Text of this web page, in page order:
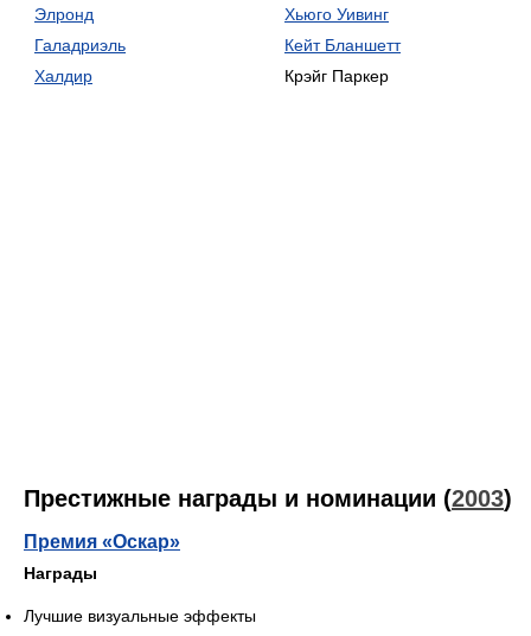
Элронд
Хьюго Уивинг
Галадриэль
Кейт Бланшетт
Халдир
Крэйг Паркер
Престижные награды и номинации (2003)
Премия «Оскар»
Награды
Лучшие визуальные эффекты